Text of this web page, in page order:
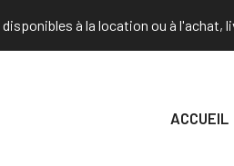
à la location ou à l'achat,
ACCUEIL